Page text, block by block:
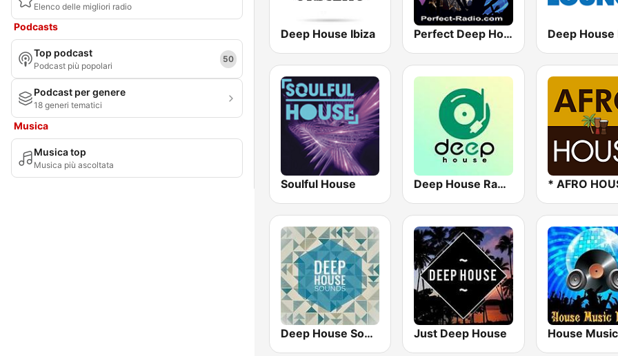
Elenco delle migliori radio
Podcasts
Top podcast
Podcast più popolari
50
Podcast per genere
18 generi tematici
Musica
Musica top
Musica più ascoltata
Deep House Ibiza Perfect Deep House
Soulful House Deep House Radio * AFRO
Deep House Sounds Just Deep House